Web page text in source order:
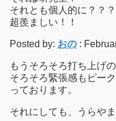
それとも個人的に？？？
超羨ましい！！
Posted by: おの :
もうそろそろ打ち上げ
そろそろ緊張感もピー
っております。
それにしても、うらや